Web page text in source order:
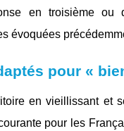
en troisième ou
évoquées
pour «
en vieillissant et
pour les